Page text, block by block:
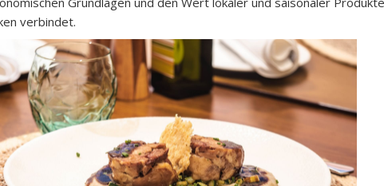
verbindet.